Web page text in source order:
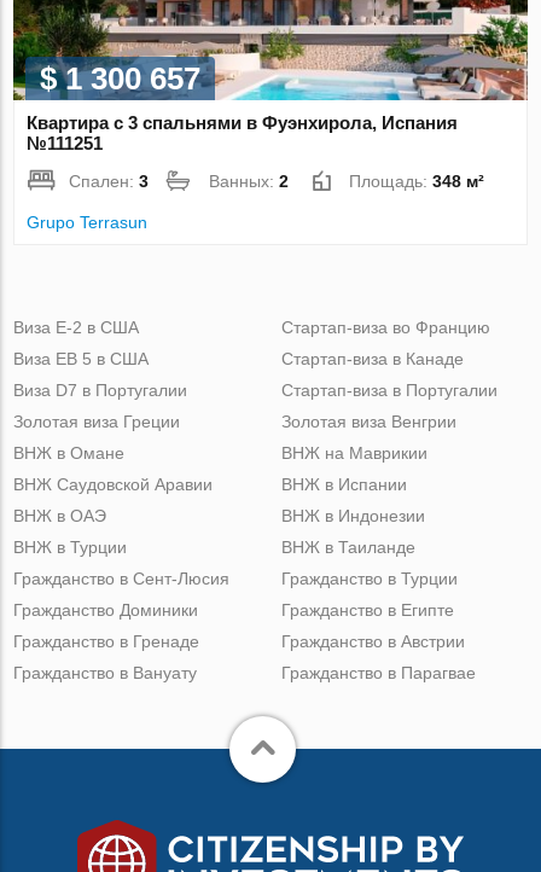
$ 1 300 657
Квартира с 3 спальнями в Фуэнхирола, Испания
№111251
Спален:3 Ванных:2 Площадь:348 м²
Grupo Terrasun
Виза Е-2 в США
Виза ЕВ 5 в США
Виза D7 в Португалии
Золотая виза Греции
Стартап-виза во Францию
Стартап-виза в Канаде
Стартап-виза в Португалии
Золотая виза Венгрии
ВНЖ в Омане
ВНЖ Саудовской Аравии
ВНЖ в ОАЭ
ВНЖ в Турции
ВНЖ на Маврикии
ВНЖ в Испании
ВНЖ в Индонезии
ВНЖ в Таиланде
Гражданство в Сент-Люсия
Гражданство Доминики
Гражданство в Гренаде
Гражданство в Вануату
Гражданство в Турции
Гражданство в Египте
Гражданство в Австрии
Гражданство в Парагвае